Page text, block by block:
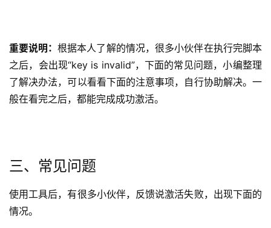
重要说明： 根据本人了解的情况，很多小伙伴在执行完脚本
之后，会出现“key is invalid”，下面的常见问题，小编整理
了解决办法，可以看看下面的注意事项，自行协助解决。一
般在看完之后，都能完成成功激活。
三、常见问题
使用工具后，有很多小伙伴，反馈说激活失败，出现下面的
情况。